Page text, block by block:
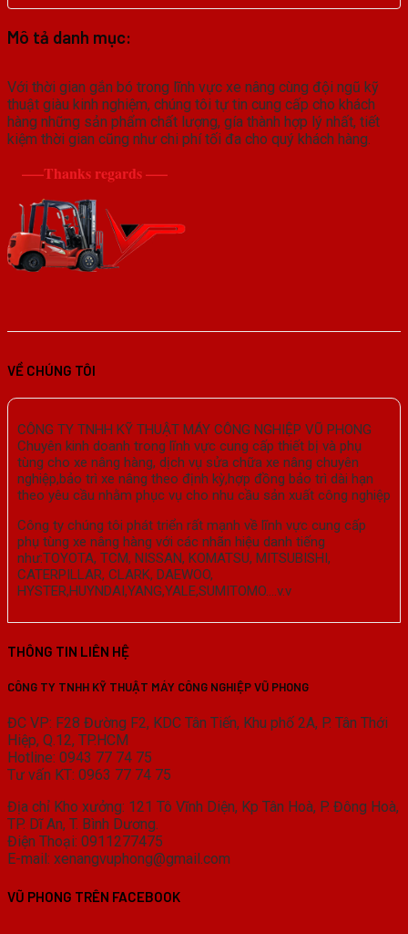
Mô tả danh mục:
Với thời gian gắn bó trong lĩnh vực xe nâng cùng đội ngũ kỹ
thuật giàu kinh nghiệm, chúng tôi tự tin cung cấp cho khách
hàng những sản phẩm chất lượng, gía thành hợp lý nhất, tiết
kiệm thời gian cũng như chi phí tối đa cho quý khách hàng.
—–Thanks regards —–
VỀ CHÚNG TÔI
CÔNG TY TNHH KỸ THUẬT MÁY CÔNG NGHIỆP VŨ PHONG
Chuyên kinh doanh trong lĩnh vực cung cấp thiết bị và phụ
tùng cho xe nâng hàng, dịch vụ sửa chữa xe nâng chuyên
nghiệp,bảo trì xe nâng theo định kỳ,hợp đồng bảo trì dài hạn
theo yêu cầu nhằm phục vụ cho nhu cầu sản xuất công nghiệp
Công ty chúng tôi phát triển rất mạnh về lĩnh vực cung cấp
phụ tùng xe nâng hàng với các nhãn hiệu danh tiếng
như:TOYOTA, TCM, NISSAN, KOMATSU, MITSUBISHI,
CATERPILLAR, CLARK, DAEWOO,
HYSTER,HUYNDAI,YANG,YALE,SUMITOMO….v.v
THÔNG TIN LIÊN HỆ
CÔNG TY TNHH KỸ THUẬT MÁY CÔNG NGHIỆP VŨ PHONG
ĐC VP: F28 Đường F2, KDC Tân Tiến, Khu phố 2A, P. Tân Thới
Hiệp, Q.12, TP.HCM
Hotline: 0943 77 74 75
Tư vấn KT: 0963 77 74 75
Địa chỉ Kho xưởng: 121 Tô Vĩnh Diện, Kp Tân Hoà, P. Đông Hoà,
TP. Dĩ An, T. Bình Dương.
Điện Thoại: 0911277475
E-mail: xenangvuphong@gmail.com
VŨ PHONG TRÊN FACEBOOK